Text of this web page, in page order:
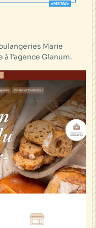
Marie
l’agence Glanum.